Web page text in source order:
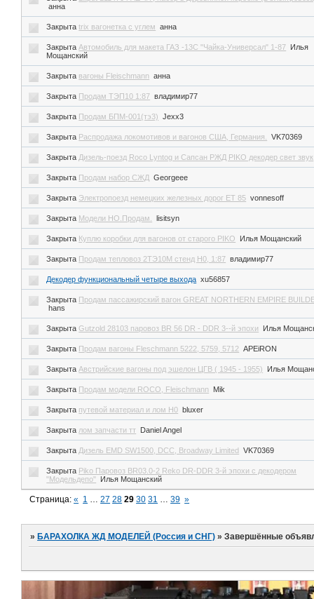
анна
Закрытаtrix вагонетка с углем анна
Закрыта Автомобиль для макета ГАЗ -13С "Чайка-Универсал" 1-87 Илья
Мощанский
Закрыта вагоны Fleischmann анна
Закрыта Продам ТЭП10 1:87 владимир77
Закрыта Продам БПМ-001(тэ3) Jexx3
Закрыта Распродажа локомотивов и вагонов США, Германия. VK70369
Закрыта Дизель-поезд Roco Lyntog и Сапсан РЖД PIKO декодер свет звук
Закрыта Продам набор СЖД Georgeee
Закрыта Электропоезд немецких железных дорог ЕT 85 vonnesoff
Закрыта Модели НО.Продам. lisitsyn
Закрыта Куплю коробки для вагонов от старого PIKO Илья Мощанский
Закрыта Продам тепловоз 2ТЭ10М стенд Н0, 1:87 владимир77
Декодер функциональный четыре выхода xu56857
Закрыта Продам пассажирский вагон GREAT NORTHERN EMPIRE
hans
Закрыта Gutzold 28103 паровоз BR 56 DR - DDR 3--й эпохи Илья
Закрыта Продам вагоны Fleschmann 5222, 5759, 5712 APEiRON
Закрыта Австрийские вагоны под эшелон ЦГВ ( 1945 - 1955) Илья
Закрыта Продам модели ROCO, Fleischmann Mik
Закрыта путевой материал и лом Н0 bluxer
Закрыта лом запчасти тт Daniel Angel
Закрыта Дизель EMD SW1500, DCC, Broadway Limited VK70369
Закрыта Piko Паровоз BR03.0-2 Reko DR-DDR 3-й эпохи с декодером
"Модельдепо"
Илья Мощанский
Страница:« 1 27 28 29 30 31 39 »
»БАРАХОЛКА ЖД МОДЕЛЕЙ (Россия и СНГ) »Завершённые